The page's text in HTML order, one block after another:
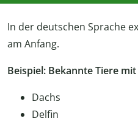
In der deutschen Sprache
am Anfang.
Beispiel: Bekannte Tiere mit
Dachs
Delfin